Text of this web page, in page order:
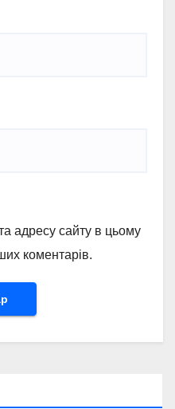
адресу сайту в цьому
коментарів.